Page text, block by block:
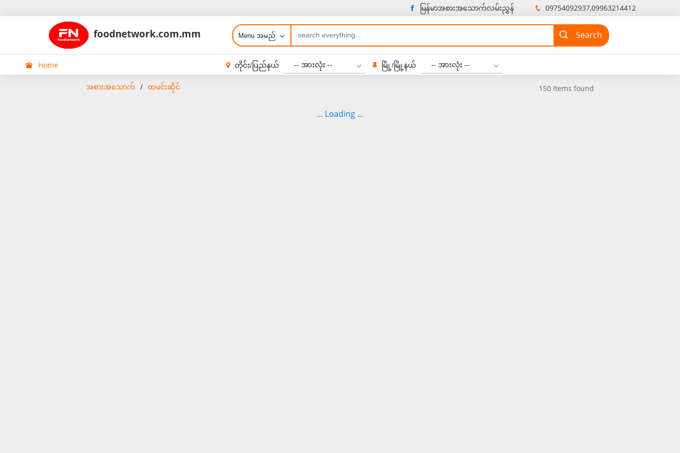
မြန်မာအစားအသောက်လမ်းညွှန် 09754092937,09963214412
foodnetwork.com.mm Menu အမည်
Home တိုင်း/ပြည်နယ် -- အားလုံး -- မြို့/မြို့နယ် -- အားလုံး --
အစားအသောက် ထမင်းဆိုင် 150 Items found
... Loading ...